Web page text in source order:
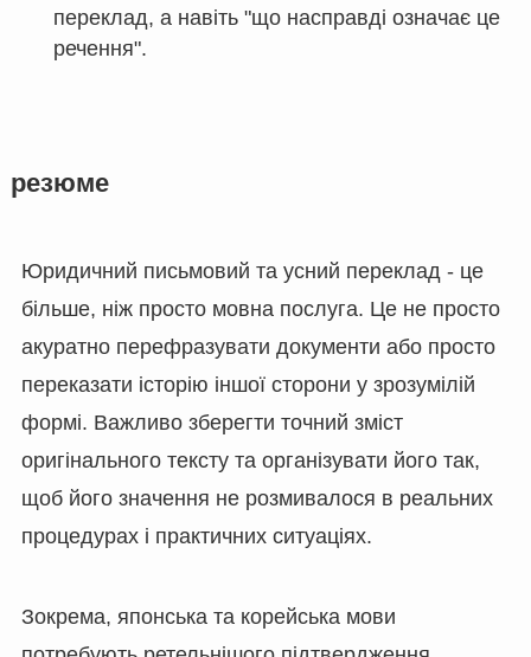
переклад, а навіть "що насправді означає це
речення".
резюме
Юридичний письмовий та усний переклад - це
більше, ніж просто мовна послуга. Це не просто
акуратно перефразувати документи або просто
переказати історію іншої сторони у зрозумілій
формі. Важливо зберегти точний зміст
оригінального тексту та організувати його так,
щоб його значення не розмивалося в реальних
процедурах і практичних ситуаціях.
Зокрема, японська та корейська мови